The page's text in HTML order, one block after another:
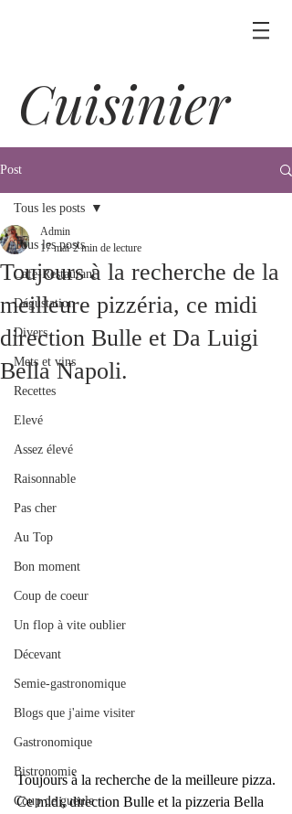
Cuisinier
Post
Tous les posts
Café-Restaurant
Dégustation
Divers
Mets et vins
Recettes
Elevé
Assez élevé
Raisonnable
Pas cher
Au Top
Bon moment
Coup de coeur
Un flop à vite oublier
Décevant
Semie-gastronomique
Blogs que j'aime visiter
Gastronomique
Bistronomie
Coup de gueule
Tous les posts
Toujours à la recherche de la
meilleure pizzéria, ce midi
direction Bulle et Da Luigi
Bella Napoli.
Admin
17 mai 2 min de lecture
Toujours à la recherche de la meilleure pizza.
Ce midi, direction Bulle et la pizzeria Bella